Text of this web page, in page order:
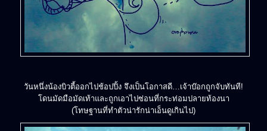
วันหนึ่งน้องบิวตี้ออกไปช้อปปิ้ง จึงเป็นโอกาสดี…เจ้าบ๊อกถูกจับทันที!
โดนมัดมือมัดเท้าและถูกเอาไปซ่อนที่กระท่อมปลายท้องนา
(โทษฐานที่ทำตัวน่ารักน่าเอ็นดูเกินไป)